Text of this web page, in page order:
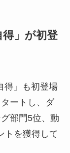
」が初登
得」も初登場
ートし、ダ
部門5位、動
トを獲得して